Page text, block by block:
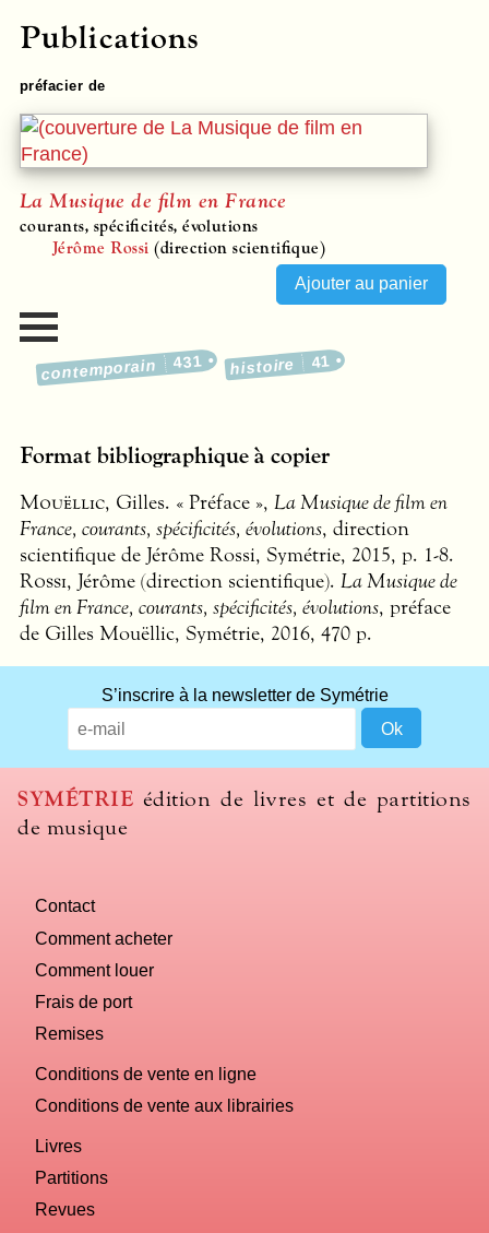
Publications
préfacier de
La Musique de film en France
courants, spécificités, évolutions
Jérôme Rossi (direction scientifique)
contemporain 431 histoire 41
Format bibliographique à copier
Mouëllic, Gilles. « Préface », La Musique de film en
France, courants, spécificités, évolutions, direction
scientifique de Jérôme Rossi, Symétrie, 2015, p. 1-8.
Rossi, Jérôme (direction scientifique). La Musique de
film en France, courants, spécificités, évolutions, préface
de Gilles Mouëllic, Symétrie, 2016, 470 p.
we
use
to
name
S’inscrire à la newsletter de Symétrie
SYMÉTRIE édition de livres et de partitions
de musique
Contact
Comment acheter
Comment louer
Frais de port
Remises
Conditions de vente en ligne
Conditions de vente aux librairies
Livres
Partitions
Revues